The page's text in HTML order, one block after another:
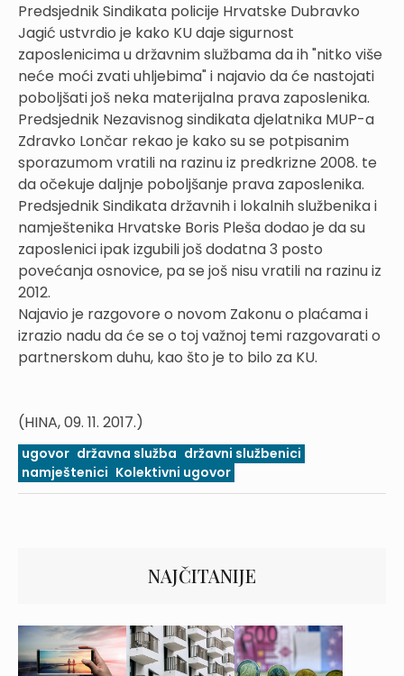
Predsjednik Sindikata policije Hrvatske Dubravko
Jagić ustvrdio je kako KU daje sigurnost
zaposlenicima u državnim službama da ih "nitko više
neće moći zvati uhljebima" i najavio da će nastojati
poboljšati još neka materijalna prava zaposlenika.
Predsjednik Nezavisnog sindikata djelatnika MUP-a
Zdravko Lončar rekao je kako su se potpisanim
sporazumom vratili na razinu iz predkrizne 2008. te
da očekuje daljnje poboljšanje prava zaposlenika.
Predsjednik Sindikata državnih i lokalnih službenika i
namještenika Hrvatske Boris Pleša dodao je da su
zaposlenici ipak izgubili još dodatna 3 posto
povećanja osnovice, pa se još nisu vratili na razinu iz
2012.
Najavio je razgovore o novom Zakonu o plaćama i
izrazio nadu da će se o toj važnoj temi razgovarati o
partnerskom duhu, kao što je to bilo za KU.
(HINA, 09. 11. 2017.)
ugovor državna služba državni službenici
namještenici Kolektivni ugovor
NAJČITANIJE